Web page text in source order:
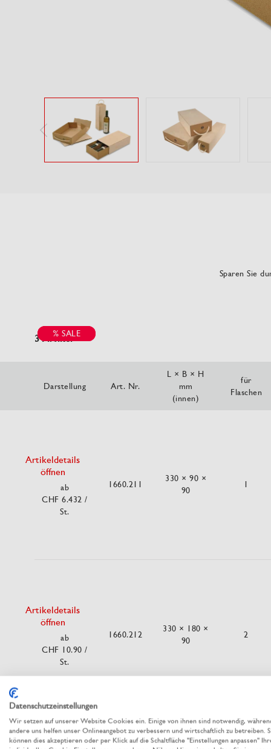
Sparen Sie
3 Artikel
Darstellung Art. Nr.
L × B × H
mm
(innen)
für
Flaschen
% SALE
Artikeldetails
öffnen
ab
CHF 6.432/
St.
1660.211
330 × 90 ×
90
1
Artikeldetails
öffnen
ab
CHF 10.90/
St.
1660.212
330 × 180 ×
90
2
% SALE
Datenschutzeinstellungen
Wir setzen auf unserer Website Cookies ein. Einige von ihnen sind notwendig,
andere uns helfen unser Onlineangebot zu verbessern und wirtschaftlich zu betreiben.
können dies akzeptieren oder per Klick auf die Schaltfläche "Einstellungen anpassen"